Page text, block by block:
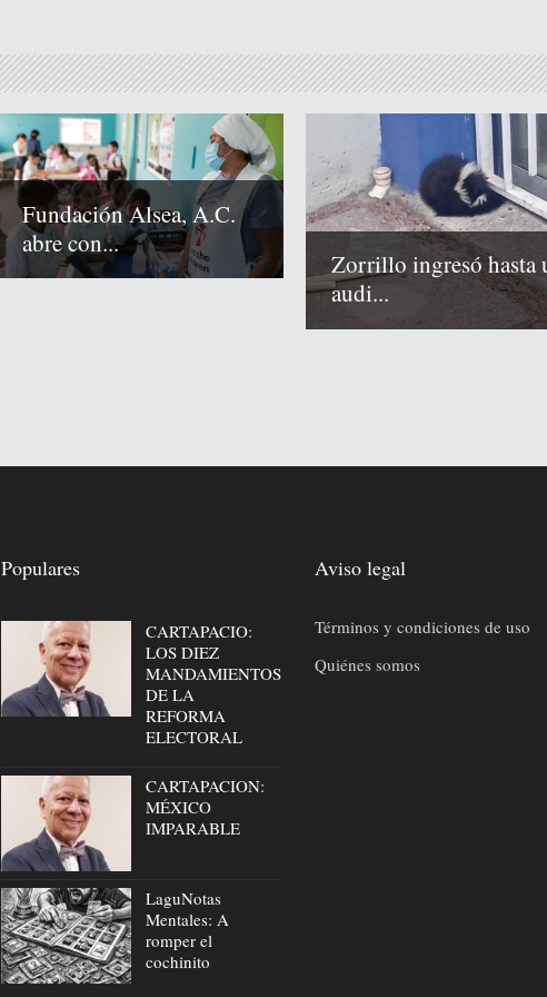
Fundación Alsea, A.C.
abre con...
Zorrillo ingresó hasta
audi...
Populares
CARTAPACIO:
LOS DIEZ
MANDAMIENTOS
DE LA
REFORMA
ELECTORAL
CARTAPACION:
MÉXICO
IMPARABLE
LaguNotas
Mentales: A
romper el
cochinito
Aviso legal
Términos y condiciones de uso
Quiénes somos